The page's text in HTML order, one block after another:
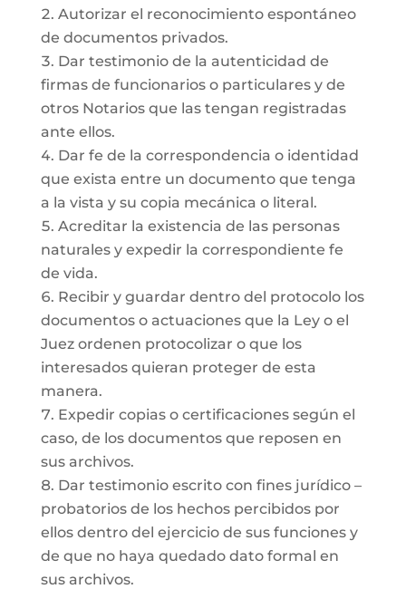
Autorizar el reconocimiento espontáneo
de documentos privados.
Dar testimonio de la autenticidad de
firmas de funcionarios o particulares y de
otros Notarios que las tengan registradas
ante ellos.
Dar fe de la correspondencia o identidad
que exista entre un documento que tenga
a la vista y su copia mecánica o literal.
Acreditar la existencia de las personas
naturales y expedir la correspondiente fe
de vida.
Recibir y guardar dentro del protocolo los
documentos o actuaciones que la Ley o el
Juez ordenen protocolizar o que los
interesados quieran proteger de esta
manera.
Expedir copias o certificaciones según el
caso, de los documentos que reposen en
sus archivos.
Dar testimonio escrito con fines jurídico –
probatorios de los hechos percibidos por
ellos dentro del ejercicio de sus funciones y
de que no haya quedado dato formal en
sus archivos.